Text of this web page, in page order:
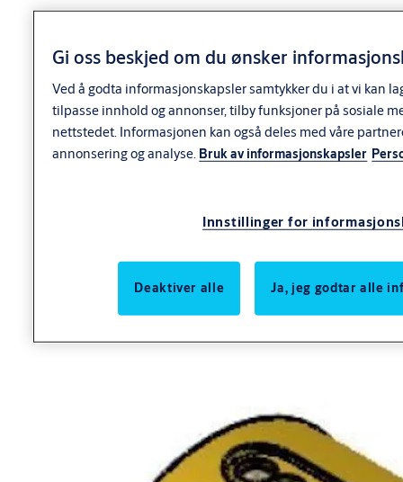
Funksjon
Funksjon
• dp sylinderen leveres med 6 toppstifter og 10 sidestifter.
Kan inngå i system med andre dp og dp CLIQ sylindere.
Standardutførelser: messing ubehandlet.
Sylindersettet 6769C leveres i par, uten sylinderringer og kapper.
Benyttes på utside og innside dør.
Nødvendige monteringsdeler, sylinderringer og kapper bestilles
Gi oss beskjed om du ønsker
Ved å godta informasjonskapsler samtykker du i at vi kan
tilpasse innhold og annonser, tilby funksjoner på sosiale
nettstedet. Informasjonen kan også deles med våre
annonsering og analyse. Bruk av informasjonskapsler
Innstillinger for
Deaktiver alle Ja, jeg godtar alle